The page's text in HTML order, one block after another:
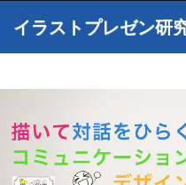
イラストプレゼン研